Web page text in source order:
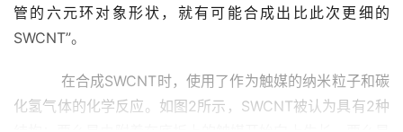
管的六元环对象形状，就有可能合成出比此次更细的
SWCNT”。
在合成SWCNT时，使用了作为触媒的纳米粒子和碳
化氢气体的化学反应。如图2所示，SWCNT被认为具有2种